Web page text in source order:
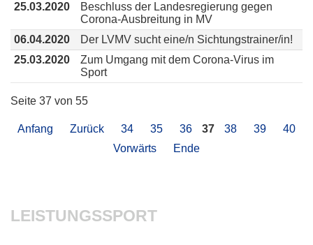
25.03.2020
Beschluss der Landesregierung gegen
Corona-Ausbreitung in MV
06.04.2020
Der LVMV sucht eine/n Sichtungstrainer/in!
25.03.2020
Zum Umgang mit dem Corona-Virus im
Sport
Seite 37 von 55
Anfang Zurück 34 35 36 37 38 39
40
Vorwärts
Ende
LEISTUNGSSPORT